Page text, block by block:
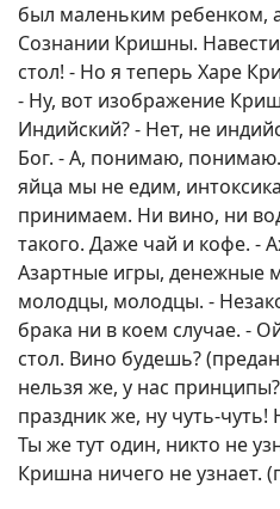
был маленьким ребенком,
Сознании Кришны.
стол! - Но я теперь Харе
- Ну, вот изображение
Индийский? - Нет, не
Бог. - А, понимаю,
яйца мы не едим,
принимаем. Ни вино, ни
такого. Даже чай и кофе. -
Азартные игры, денежные
молодцы, молодцы. -
брака ни в коем случае. -
стол. Вино будешь?
нельзя же, у нас
праздник же, ну чуть-чуть!
Ты же тут один, никто не
Кришна ничего не узнает.